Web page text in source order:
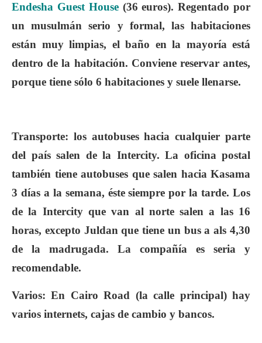
Endesha Guest House(36 euros). Regentado por
un musulmán serio y formal, las habitaciones
están muy limpias, el baño en la mayoría está
dentro de la habitación. Conviene reservar antes,
porque tiene sólo 6 habitaciones y suele llenarse.
Transporte: los autobuses hacia cualquier parte
del país salen de la Intercity. La oficina postal
también tiene autobuses que salen hacia Kasama
3 días a la semana, éste siempre por la tarde. Los
de la Intercity que van al norte salen a las 16
horas, excepto Juldan que tiene un bus a als 4,30
de la madrugada. La compañía es seria y
recomendable.
Varios: En Cairo Road (la calle principal) hay
varios internets, cajas de cambio y bancos.